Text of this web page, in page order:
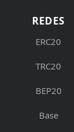
REDES
ERC20
TRC20
BEP20
Base